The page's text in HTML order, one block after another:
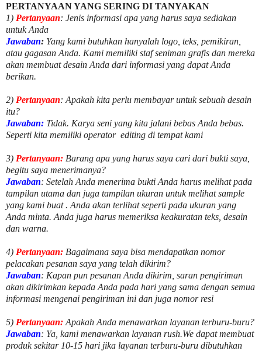
PERTANYAAN YANG SERING DI TANYAKAN
1) Pertanyaan: Jenis informasi apa yang harus saya sediakan
untuk Anda
Jawaban: Yang kami butuhkan hanyalah logo, teks, pemikiran,
atau gagasan Anda. Kami memiliki staf seniman grafis dan mereka
akan membuat desain Anda dari informasi yang dapat Anda
berikan.
2) Pertanyaan: Apakah kita perlu membayar untuksebuah desain
itu?
Jawaban: Tidak. Karya seni yang kita jalani bebas Anda bebas.
Seperti kita memiliki operator editing di tempat kami
3) Pertanyaan: Barang apa yang harus saya cari dari bukti saya,
begitu saya menerimanya?
Jawaban: Setelah Anda menerima bukti Anda harus melihat pada
tampilan utama dan juga tampilan ukuran untuk melihatsample
yang kami buat . Anda akan terlihat seperti pada ukuran yang
Anda minta. Anda juga harus memeriksa keakuratan teks, desain
dan warna.
4) Pertanyaan: Bagaimana saya bisa mendapatkan nomor
pelacakan pesanan saya yang telah dikirim?
Jawaban: Kapan pun pesanan Anda dikirim, saran pengiriman
akan dikirimkan kepada Anda pada hari yang sama dengan semua
informasi mengenai pengiriman ini dan juga nomorresi
5) Pertanyaan: Apakah Anda menawarkan layanan terburu-buru?
Jawaban: Ya, kami menawarkan layanan rush.We dapat membuat
produk sekitar 10-15 hari jika layanan terburu-buru dibutuhkan